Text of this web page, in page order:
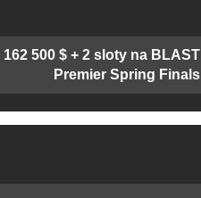
162 500 $ + 2 sloty na BLAST
Premier Spring Finals